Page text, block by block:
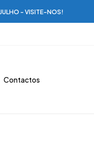
- VISITE-NOS!
Contactos